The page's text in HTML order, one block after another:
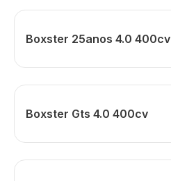
Boxster 25anos 4.0 400cv
Boxster Gts 4.0 400cv